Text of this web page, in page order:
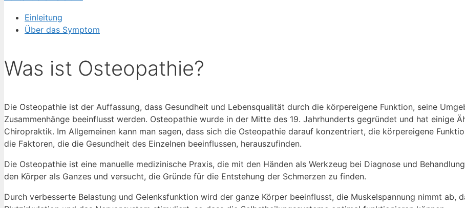
Einleitung
Über das Symptom
Was ist Osteopathie?
Die Osteopathie ist der Auffassung, dass Gesundheit und Lebensqualität durch die körpereigene Funktion, seine
Zusammenhänge beeinflusst werden. Osteopathie wurde in der Mitte des 19. Jahrhunderts gegründet und hat einige
Chiropraktik. Im Allgemeinen kann man sagen, dass sich die Osteopathie darauf konzentriert, die körpereigene
die Faktoren, die die Gesundheit des Einzelnen beeinflussen, herauszufinden.
Die Osteopathie ist eine manuelle medizinische Praxis, die mit den Händen als Werkzeug bei Diagnose und
den Körper als Ganzes und versucht, die Gründe für die Entstehung der Schmerzen zu finden.
Durch verbesserte Belastung und Gelenksfunktion wird der ganze Körper beeinflusst, die Muskelspannung nimmt ab,